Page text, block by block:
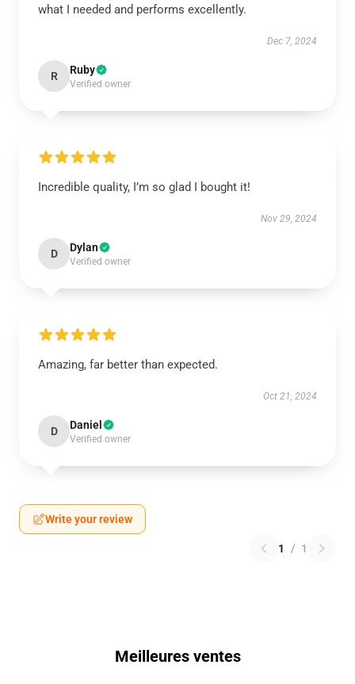
what I needed and performs excellently.
Dec 7, 2024
R Ruby
Verified owner
Incredible quality, I’m so glad I bought it!
Nov 29, 2024
D Dylan
Verified owner
Amazing, far better than expected.
Oct 21, 2024
D Daniel
Verified owner
Write your review
1 / 1
Meilleures ventes